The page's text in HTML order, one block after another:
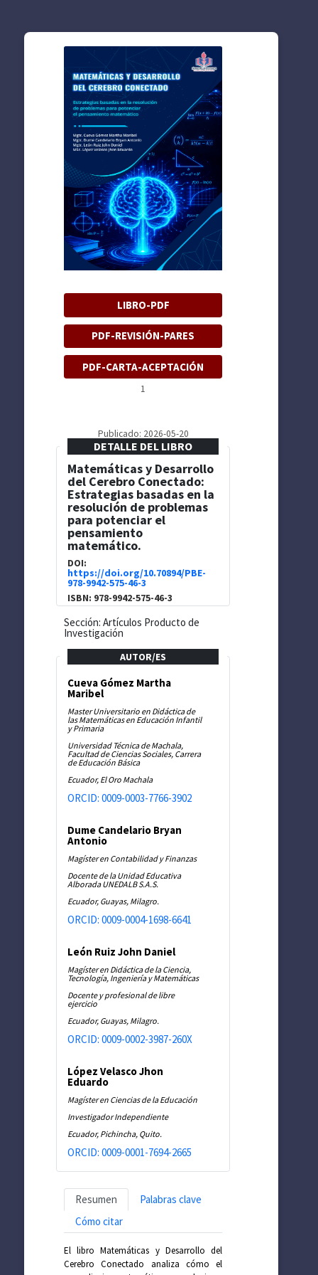
LIBRO-PDF
PDF-REVISIÓN-PARES
PDF-CARTA-ACEPTACIÓN
1
Publicado: 2026-05-20
DETALLE DEL LIBRO
Matemáticas y Desarrollo
del Cerebro Conectado:
Estrategias basadas en la
resolución de problemas
para potenciar el
pensamiento
matemático.
DOI:
https://doi.org/10.70894/PBE-
978-9942-575-46-3
ISBN: 978-9942-575-46-3
Sección: Artículos Producto de
Investigación
AUTOR/ES
Cueva Gómez Martha
Maribel
Master Universitario en Didáctica de
las Matemáticas en Educación Infantil
y Primaria
Universidad Técnica de Machala,
Facultad de Ciencias Sociales, Carrera
de Educación Básica
Ecuador, El Oro Machala
ORCID: 0009-0003-7766-3902
Dume Candelario Bryan
Antonio
Magíster en Contabilidad y Finanzas
Docente de la Unidad Educativa
Alborada UNEDALB S.A.S.
Ecuador, Guayas, Milagro.
ORCID: 0009-0004-1698-6641
León Ruiz John Daniel
Magíster en Didáctica de la Ciencia,
Tecnología, Ingeniería y Matemáticas
Docente y profesional de libre
ejercicio
Ecuador, Guayas, Milagro.
ORCID: 0009-0002-3987-260X
López Velasco Jhon
Eduardo
Magíster en Ciencias de la Educación
Investigador Independiente
Ecuador, Pichincha, Quito.
ORCID: 0009-0001-7694-2665
Resumen
Palabras clave
Cómo citar
El libro Matemáticas y Desarrollo del
Cerebro Conectado analiza cómo el